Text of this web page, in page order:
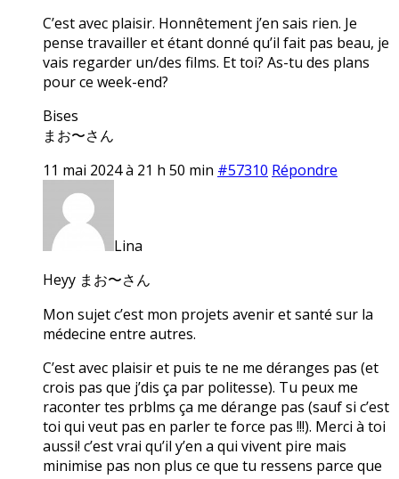
C’est avec plaisir. Honnêtement j’en sais rien. Je
pense travailler et étant donné qu’il fait pas beau, je
vais regarder un/des films. Et toi? As-tu des plans
pour ce week-end?
Bises
まお〜さん
11 mai 2024 à 21 h 50 min #57310 Répondre
Lina
Heyy まお〜さん
Mon sujet c’est mon projets avenir et santé sur la
médecine entre autres.
C’est avec plaisir et puis te ne me déranges pas (et
crois pas que j’dis ça par politesse). Tu peux me
raconter tes prblms ça me dérange pas (sauf si c’est
toi qui veut pas en parler te force pas !!!). Merci à toi
aussi! c’est vrai qu’il y’en a qui vivent pire mais
minimise pas non plus ce que tu ressens parce que